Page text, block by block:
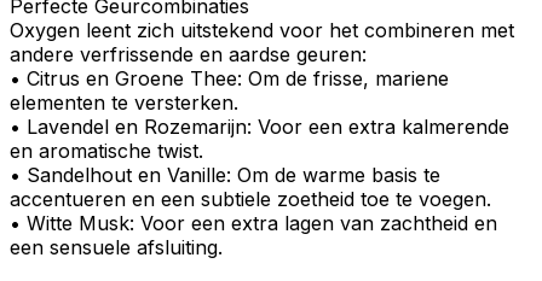
Perfecte Geurcombinaties
Oxygen leent zich uitstekend voor het combineren met
andere verfrissende en aardse geuren:
• Citrus en Groene Thee: Om de frisse, mariene
elementen te versterken.
• Lavendel en Rozemarijn: Voor een extra kalmerende
en aromatische twist.
• Sandelhout en Vanille: Om de warme basis te
accentueren en een subtiele zoetheid toe te voegen.
• Witte Musk: Voor een extra lagen van zachtheid en
een sensuele afsluiting.